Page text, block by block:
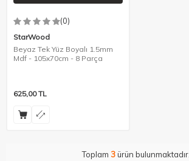
(0)
StarWood
Beyaz Tek Yüz Boyalı 1.5mm
Mdf - 105x70cm - 8 Parça
625,00TL
Toplam 3ürün bulunmaktadır.